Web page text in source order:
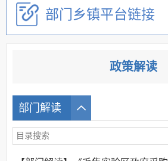
部门乡镇平台链接
政策解读
部门解读